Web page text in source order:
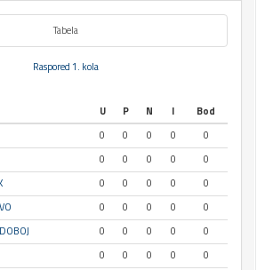
Tabela
Raspored 1. kola
U P N I
Bod
0 0 0 0
0
0 0 0 0
0
0 0 0 0
0
0 0 0 0
0
0 0 0 0
0
0 0 0 0
0